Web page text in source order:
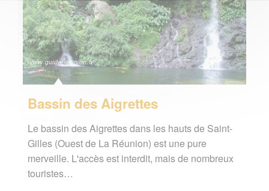
Bassin des Aigrettes
Le bassin des Aigrettes dans les hauts de Saint-
Gilles (Ouest de La Réunion) est une pure
merveille. L'accès est interdit, mais de nombreux
touristes…